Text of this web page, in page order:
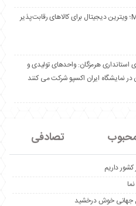
Madeiniran.com؛ ویترین دیجیتال برای کالاهای رقابت‌پذیر
استانداری هرمزگان: واحدهای تولیدی و
در نمایشگاه ایران اکسپو شرکت می کنند
تصادفی
داریم
جهانی خوش درخشید